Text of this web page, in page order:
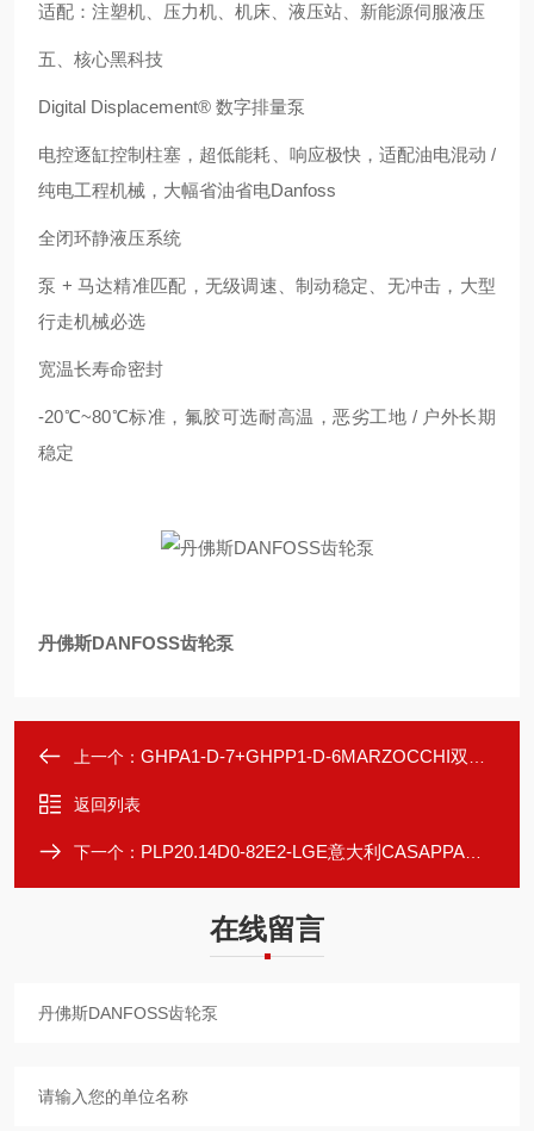
适配：注塑机、压力机、机床、液压站、新能源伺服液压
五、核心黑科技
Digital Displacement® 数字排量泵
电控逐缸控制柱塞，超低能耗、响应极快，适配油电混动 /
纯电工程机械，大幅省油省电Danfoss
全闭环静液压系统
泵 + 马达精准匹配，无级调速、制动稳定、无冲击，大型
行走机械必选
宽温长寿命密封
-20℃~80℃标准，氟胶可选耐高温，恶劣工地 / 户外长期
稳定
丹佛斯DANFOSS齿轮泵
上一个： GHPA1-D-7+GHPP1-D-6MARZOCCHI双联泵
返回列表
下一个： PLP20.14D0-82E2-LGE意大利CASAPPA齿轮泵
在线留言